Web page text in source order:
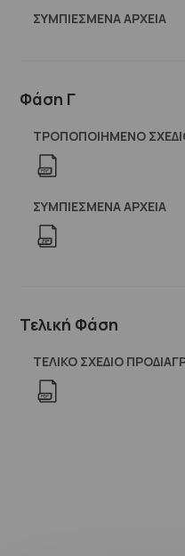
ΣΥΜΠΙΕΣΜΈΝΑ ΑΡΧΕΊΑ
Φάση Γ
ΤΡΟΠΟΠΟΙΗΜΕΝΟ
ΣΥΜΠΙΕΣΜΈΝΑ ΑΡΧΕΊΑ
Τελική Φάση
ΤΕΛΙΚΟ ΣΧΕΔΙΟ